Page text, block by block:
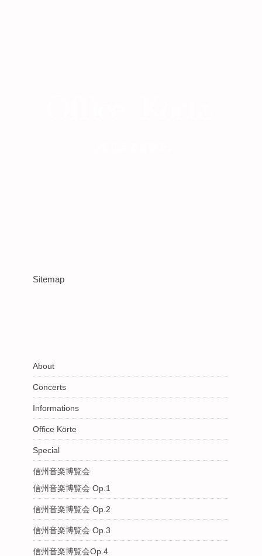
Sitemap
About
Concerts
Informations
Office Körte
Special
信州音楽博覧会
信州音楽博覧会 Op.1
信州音楽博覧会 Op.2
信州音楽博覧会 Op.3
信州音楽博覧会Op.4